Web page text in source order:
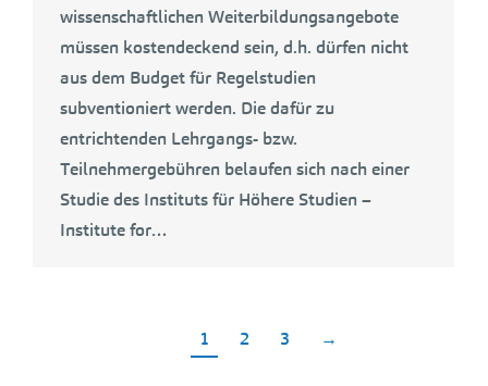
wissenschaftlichen Weiterbildungsangebote
müssen kostendeckend sein, d.h. dürfen nicht
aus dem Budget für Regelstudien
subventioniert werden. Die dafür zu
entrichtenden Lehrgangs- bzw.
Teilnehmergebühren belaufen sich nach einer
Studie des Instituts für Höhere Studien –
Institute for…
1 2 3 →